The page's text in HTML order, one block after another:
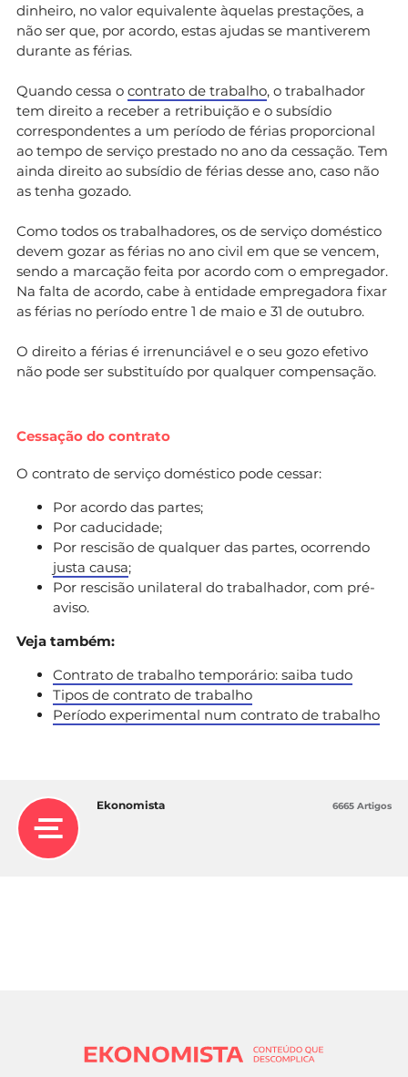
dinheiro, no valor equivalente àquelas prestações, a
não ser que, por acordo, estas ajudas se mantiverem
durante as férias.
Quando cessa o contrato de trabalho, o trabalhador
tem direito a receber a retribuição e o subsídio
correspondentes a um período de férias proporcional
ao tempo de serviço prestado no ano da cessação. Tem
ainda direito ao subsídio de férias desse ano, caso não
as tenha gozado.
Como todos os trabalhadores, os de serviço doméstico
devem gozar as férias no ano civil em que se vencem,
sendo a marcação feita por acordo com o empregador.
Na falta de acordo, cabe à entidade empregadora fixar
as férias no período entre 1 de maio e 31 de outubro.
O direito a férias é irrenunciável e o seu gozo efetivo
não pode ser substituído por qualquer compensação.
Cessação do contrato
O contrato de serviço doméstico pode cessar:
Por acordo das partes;
Por caducidade;
Por rescisão de qualquer das partes, ocorrendo
justa causa;
Por rescisão unilateral do trabalhador, com pré-
aviso.
Veja também:
Contrato de trabalho temporário: saiba tudo
Tipos de contrato de trabalho
Período experimental num contrato de trabalho
Ekonomista 6665 Artigos